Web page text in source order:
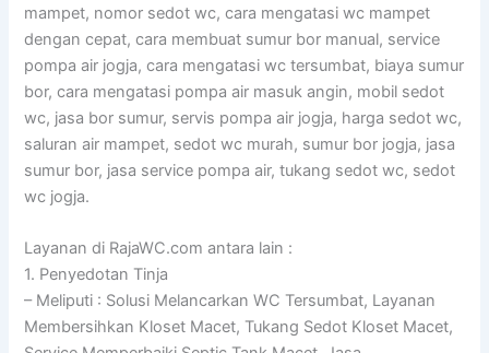
mampet, nomor sedot wc, cara mengatasi wc mampet
dengan cepat, cara membuat sumur bor manual, service
pompa air jogja, cara mengatasi wc tersumbat, biaya sumur
bor, cara mengatasi pompa air masuk angin, mobil sedot
wc, jasa bor sumur, servis pompa air jogja, harga sedot wc,
saluran air mampet, sedot wc murah, sumur bor jogja, jasa
sumur bor, jasa service pompa air, tukang sedot wc, sedot
wc jogja.
Layanan di RajaWC.com antara lain :
1. Penyedotan Tinja
– Meliputi : Solusi Melancarkan WC Tersumbat, Layanan
Membersihkan Kloset Macet, Tukang Sedot Kloset Macet,